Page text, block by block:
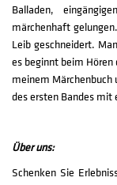
Balladen,
märchenhaft
Leib geschneidert.
es beginnt beim
meinem
des ersten Bandes mit
Über uns:
Schenken Sie